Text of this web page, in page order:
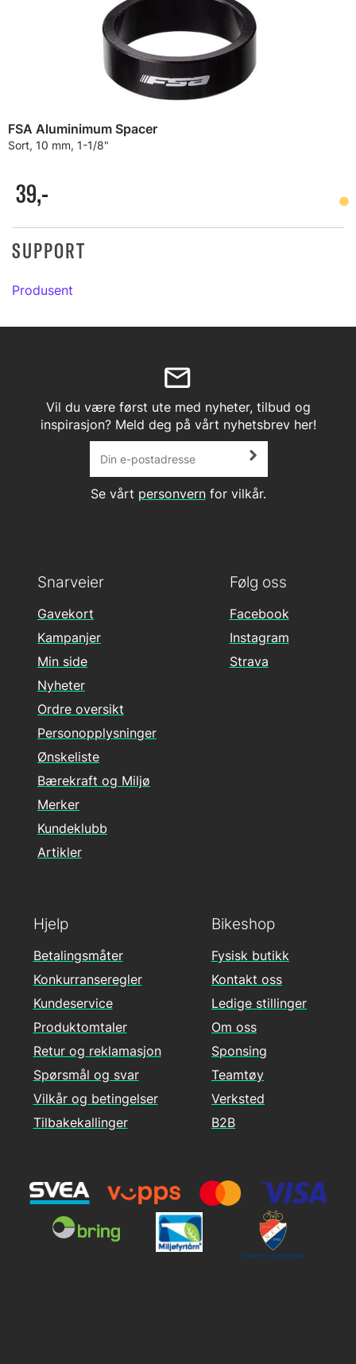
FSA Aluminimum Spacer
Sort, 10 mm, 1-1/8"
39,-
SUPPORT
Produsent
Vil du være først ute med nyheter, tilbud og
inspirasjon? Meld deg på vårt nyhetsbrev her!
Se vårt personvernfor vilkår.
Følg oss
Facebook
Instagram
Strava
Hjelp
Betalingsmåter
Konkurranseregler
Kundeservice
Produktomtaler
Retur og reklamasjon
Spørsmål og svar
Vilkår og betingelser
Tilbakekallinger
Snarveier
Gavekort
Kampanjer
Min side
Nyheter
Ordre oversikt
Personopplysninger
Ønskeliste
Bærekraft og Miljø
Merker
Kundeklubb
Artikler
Bikeshop
Fysisk butikk
Kontakt oss
Ledige stillinger
Om oss
Sponsing
Teamtøy
Verksted
B2B